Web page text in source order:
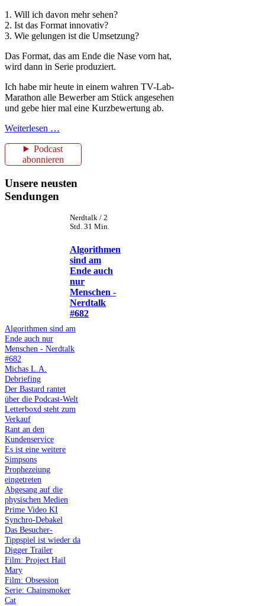
1. Will ich davon mehr sehen?
2. Ist das Format innovativ?
3. Wie gelungen ist die Umsetzung?
Das Format, das am Ende die Nase vorn hat,
wird dann in Serie produziert.
Ich habe mir heute in einem wahren TV-Lab-
Marathon alle Bewerber am Stück angesehen
und gebe hier mal eine Kurzbewertung ab.
Weiterlesen …
Podcast
abonnieren
Unsere neusten
Sendungen
Nerdtalk / 2
Std. 31 Min.
Algorithmen
sind am
Ende auch
nur
Menschen -
Nerdtalk
#682
Algorithmen sind am
Ende auch nur
Menschen - Nerdtalk
#682
Michas L.A.
Debriefing
Der Bastard rantet
über die Podcast-Welt
Letterboxd steht zum
Verkauf
Rant an den
Kundenservice
Es ist eine weitere
Simpsons
Prophezeiung
eingetreten
Abgesang auf die
physischen Medien
Prime Video KI
Synchro-Debakel
Das Besucher-
Tippspiel ist wieder da
Digger Trailer
Film: Project Hail
Mary
Film: Obsession
Serie: Chainsmoker
Cat